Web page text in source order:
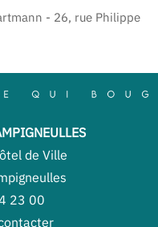
- 26, rue Philippe
de Ville
23 00